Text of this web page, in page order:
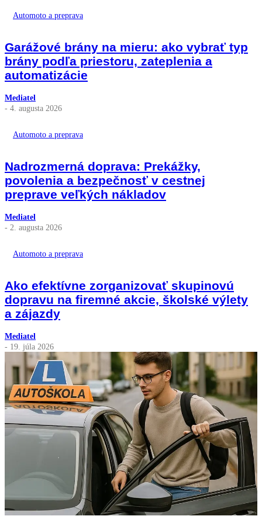
Automoto a preprava
Garážové brány na mieru: ako vybrať typ
brány podľa priestoru, zateplenia a
automatizácie
Mediatel
- 4. augusta 2026
Automoto a preprava
Nadrozmerná doprava: Prekážky,
povolenia a bezpečnosť v cestnej
preprave veľkých nákladov
Mediatel
- 2. augusta 2026
Automoto a preprava
Ako efektívne zorganizovať skupinovú
dopravu na firemné akcie, školské výlety
a zájazdy
Mediatel
- 19. júla 2026